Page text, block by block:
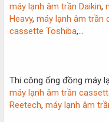
máy lạnh âm trần Daikin,
Heavy, máy lạnh âm trần
cassette Toshiba,…
Thi công ống đồng máy
máy lạnh âm trần
Reetech, máy lạnh âm